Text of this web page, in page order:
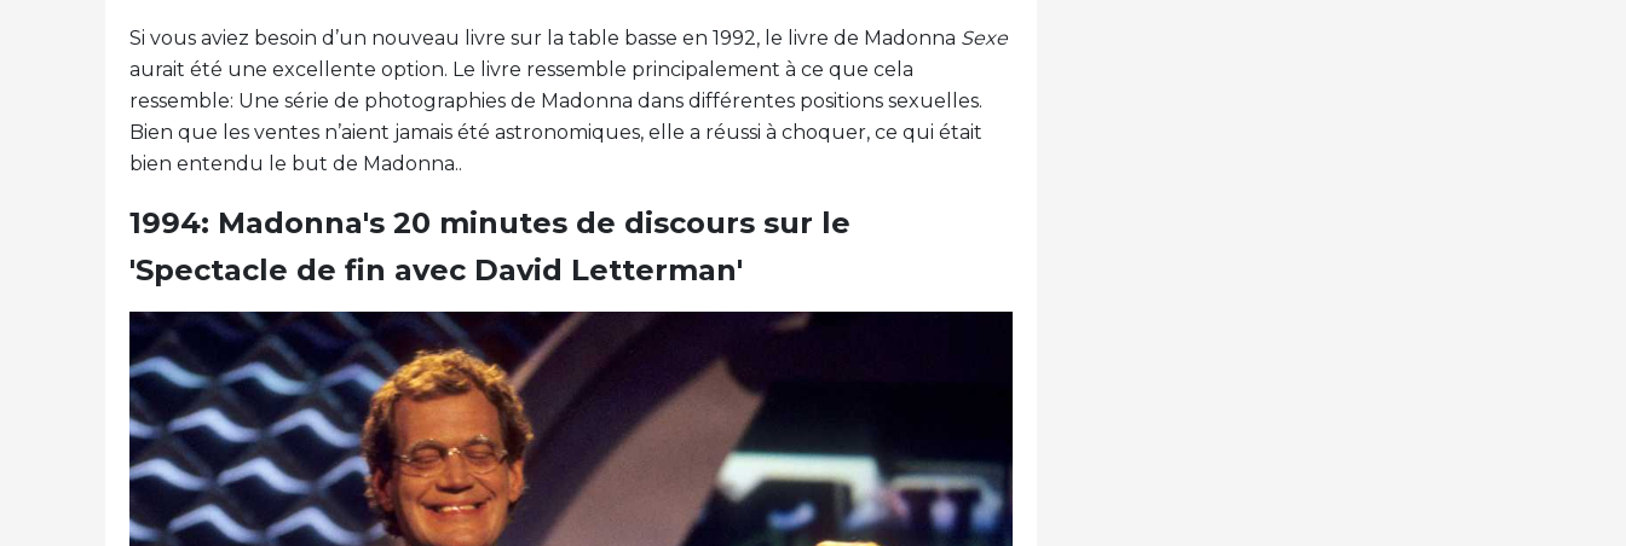
Si vous aviez besoin d’un nouveau livre sur la table basse en 1992, le livre de Madonna Sexe
aurait été une excellente option. Le livre ressemble principalement à ce que cela
ressemble: Une série de photographies de Madonna dans différentes positions sexuelles.
Bien que les ventes n’aient jamais été astronomiques, elle a réussi à choquer, ce qui était
bien entendu le but de Madonna..
1994: Madonna's 20 minutes de discours sur le
'Spectacle de fin avec David Letterman'